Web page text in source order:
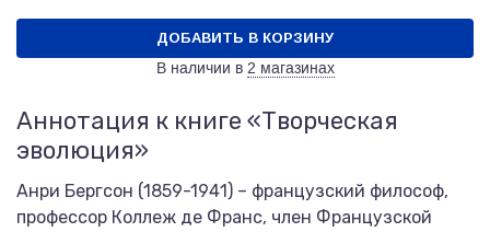
ДОБАВИТЬ В КОРЗИНУ
В наличии в 2 магазинах
Аннотация к книге «Творческая
эволюция»
Анри Бергсон (1859-1941) – французский философ,
профессор Коллеж де Франс, член Французской